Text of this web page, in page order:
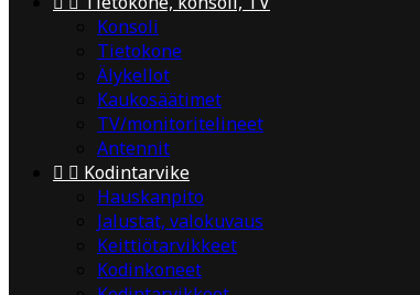
Konsoli
Tietokone
Älykellot
Kaukosäätimet
TV/monitoritelineet
Antennit
  Kodintarvike
Hauskanpito
Jalustat, valokuvaus
Keittiötarvikkeet
Kodinkoneet